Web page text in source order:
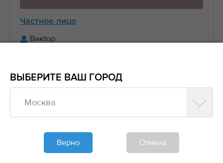
Частное лицо
Виктор
Обновлено больше недели назад
Моя спецтехника
Манипуляторы, Стрела 3 тонны Борт 5 тонн
ВЫБЕРИТЕ ВАШ ГОРОД
Москва
Верно Отмена